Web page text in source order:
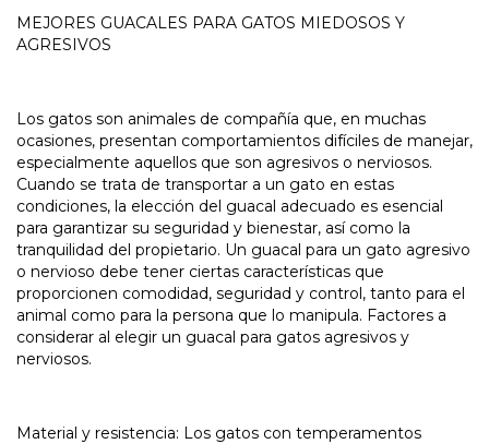
MEJORES GUACALES PARA GATOS MIEDOSOS Y
AGRESIVOS
Los gatos son animales de compañía que, en muchas
ocasiones, presentan comportamientos difíciles de manejar,
especialmente aquellos que son agresivos o nerviosos.
Cuando se trata de transportar a un gato en estas
condiciones, la elección del guacal adecuado es esencial
para garantizar su seguridad y bienestar, así como la
tranquilidad del propietario. Un guacal para un gato agresivo
o nervioso debe tener ciertas características que
proporcionen comodidad, seguridad y control, tanto para el
animal como para la persona que lo manipula. Factores a
considerar al elegir un guacal para gatos agresivos y
nerviosos.
Material y resistencia: Los gatos con temperamentos